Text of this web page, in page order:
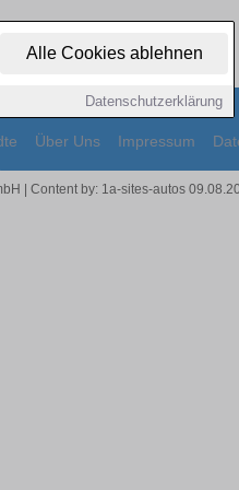
Alle Cookies ablehnen
Datenschutzerklärung
Über Uns Impressum
| Content by: 1a-sites-autos